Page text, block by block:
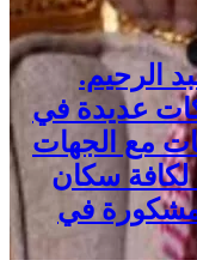
الرحيم.
عديدة في
مع الجهات
لكافة سكان
مشكورة في